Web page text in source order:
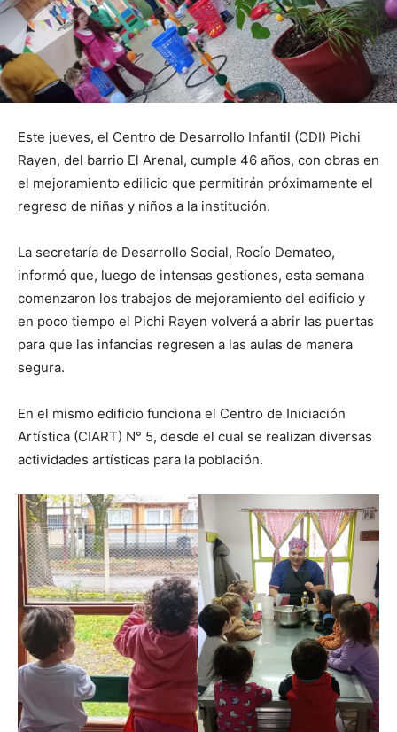
Este jueves, el Centro de Desarrollo Infantil (CDI) Pichi
Rayen, del barrio El Arenal, cumple 46 años, con obras en
el mejoramiento edilicio que permitirán próximamente el
regreso de niñas y niños a la institución.
La secretaría de Desarrollo Social, Rocío Demateo,
informó que, luego de intensas gestiones, esta semana
comenzaron los trabajos de mejoramiento del edificio y
en poco tiempo el Pichi Rayen volverá a abrir las puertas
para que las infancias regresen a las aulas de manera
segura.
En el mismo edificio funciona el Centro de Iniciación
Artística (CIART) N° 5, desde el cual se realizan diversas
actividades artísticas para la población.